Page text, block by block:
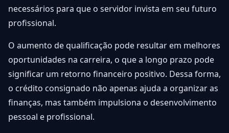
necessários para que o servidor invista em seu futuro
profissional.
O aumento de qualificação pode resultar em melhores
oportunidades na carreira, o que a longo prazo pode
significar um retorno financeiro positivo. Dessa forma,
o crédito consignado não apenas ajuda a organizar as
finanças, mas também impulsiona o desenvolvimento
pessoal e profissional.